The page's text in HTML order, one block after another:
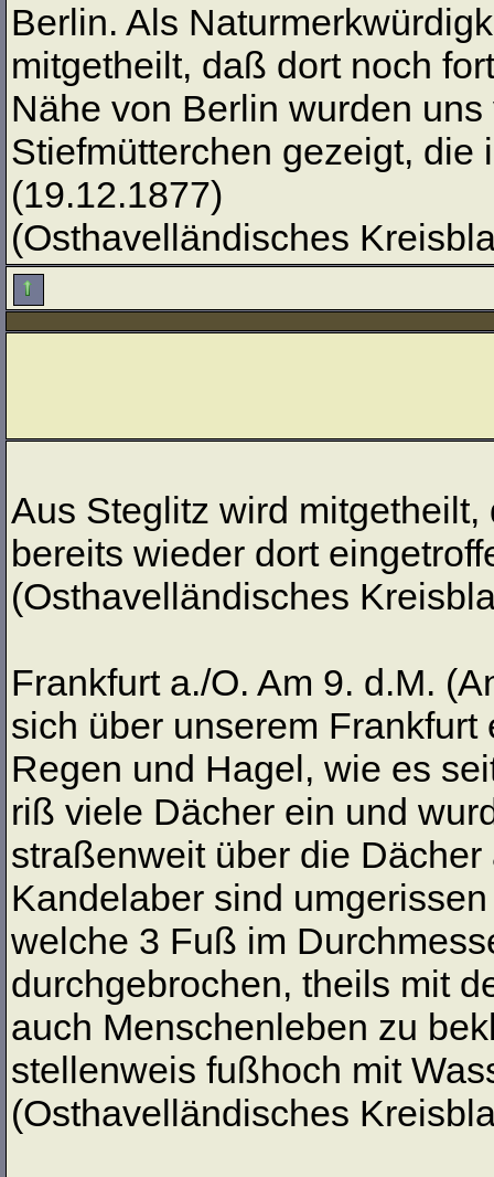
Berlin. Als
mitgetheilt, daß dort noch
Nähe von Berlin wurden
Stiefmütterchen gezeigt, die
(19.12.1877)
(Osthavelländisches
Aus Steglitz wird
bereits wieder dort
(Osthavelländisches
Frankfurt a./O. Am 9. d.M.
sich über unserem
Regen und Hagel, wie es
riß viele Dächer ein und
straßenweit über die
Kandelaber sind
welche 3 Fuß im
durchgebrochen, theils mit
auch Menschenleben zu
stellenweis fußhoch mit
(Osthavelländisches